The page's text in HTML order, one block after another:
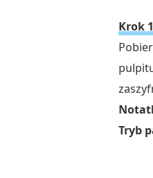
Krok
Tryb